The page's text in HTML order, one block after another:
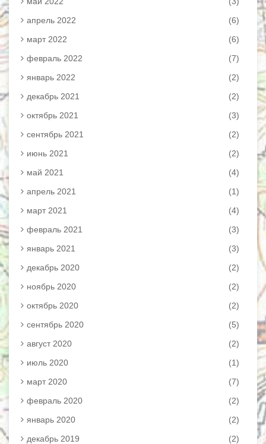
апрель 2022
(6)
март 2022
(6)
февраль 2022
(7)
январь 2022
(2)
декабрь 2021
(2)
октябрь 2021
(3)
сентябрь 2021
(2)
июнь 2021
(2)
май 2021
(4)
апрель 2021
(1)
март 2021
(4)
февраль 2021
(3)
январь 2021
(3)
декабрь 2020
(2)
ноябрь 2020
(2)
октябрь 2020
(2)
сентябрь 2020
(5)
август 2020
(2)
июль 2020
(1)
март 2020
(7)
февраль 2020
(2)
январь 2020
(2)
декабрь 2019
(2)